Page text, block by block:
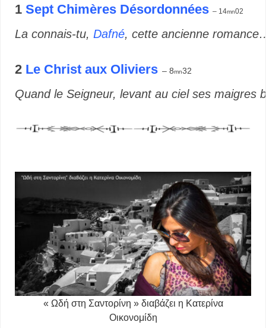
1Sept Chimères Désordonnées – 14mn02
La connais-tu, Dafné, cette ancienne
2 Le Christ aux Oliviers – 8mn32
Quand le Seigneur, levant au ciel ses maigres
« Ωδή στη Σαντορίνη » διαβάζει η Κατερίνα
Οικονομίδη